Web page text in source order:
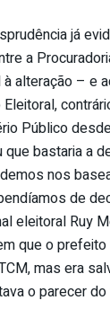
já
a
alteração – e
Público
bastaria a
nos
de
eleitoral Ruy
que o
mas era
o parecer do